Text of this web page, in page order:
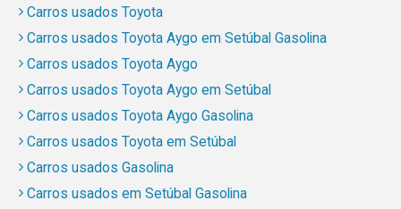
Carros usados Toyota
Carros usados Toyota Aygo em Setúbal Gasolina
Carros usados Toyota Aygo
Carros usados Toyota Aygo em Setúbal
Carros usados Toyota Aygo Gasolina
Carros usados Toyota em Setúbal
Carros usados Gasolina
Carros usados em Setúbal Gasolina